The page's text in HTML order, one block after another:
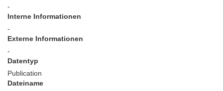
-
Interne Informationen
-
Externe Informationen
-
Datentyp
Publication
Dateiname